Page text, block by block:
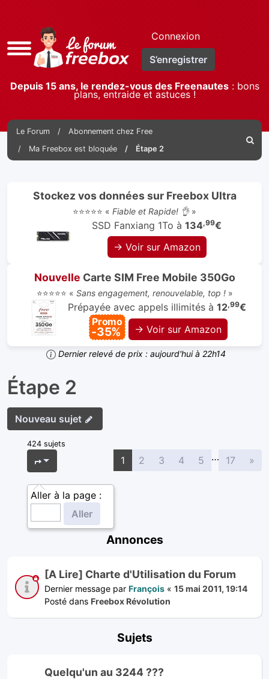
Accès
rapide
Connexion
S’enregistrer
Depuis 15 ans, le rendez-vous des Freenautes: bons
plans, entraide et astuces !
Le Forum
Abonnement chez Free
Ma Freebox est bloquée
Étape 2
Stockez vos données sur Freebox Ultra
⭐⭐⭐⭐⭐ « Fiable et Rapide! 👌»
SSD Fanxiang 1To à 134,99€
→ Voir sur Amazon
Nouvelle Carte SIM Free Mobile 350Go
⭐⭐⭐⭐⭐ « Sans engagement, renouvelable, top !»
Prépayée avec appels illimités à 12,99€
Promo
-35% → Voir sur Amazon
Dernier relevé de prix : aujourd'hui à 22h14
Étape 2
Nouveau sujet
424 sujets
Page
Aller à la page :
1 2 3 4 5 … 17 »
Annonces
[A Lire] Charte d'Utilisation du Forum
Dernier message par François « 15 mai 2011, 19:14
Posté dans Freebox Révolution
Sujets
Quelqu'un au 3244 ???